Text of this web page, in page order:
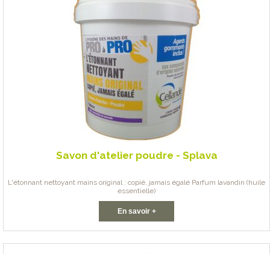
Savon d'atelier poudre - Splava
L'étonnant nettoyant mains original : copié, jamais égalé Parfum lavandin (huile
essentielle)
En savoir +